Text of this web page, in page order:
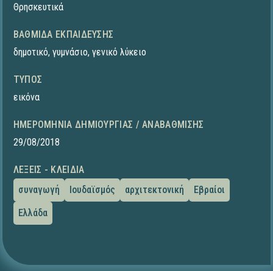
Θρησκευτικά
ΒΑΘΜΊΔΑ ΕΚΠΑΊΔΕΥΣΗΣ
δημοτικό, γυμνάσιο, γενικό λύκειο
ΤΎΠΟΣ
εικόνα
ΗΜΕΡΟΜΗΝΊΑ ΔΗΜΙΟΥΡΓΊΑΣ / ΑΝΑΒΆΘΜΙΣΗΣ
29/08/2018
ΛΈΞΕΙΣ - ΚΛΕΙΔΙΆ
συναγωγή
Ιουδαϊσμός αρχιτεκτονική
Εβραίοι
Ελλάδα